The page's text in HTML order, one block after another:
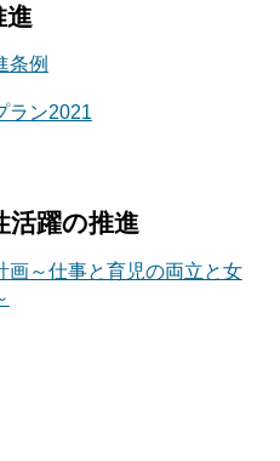
進
条例
ラン2021
活躍の推進
画～仕事と育児の両立と女